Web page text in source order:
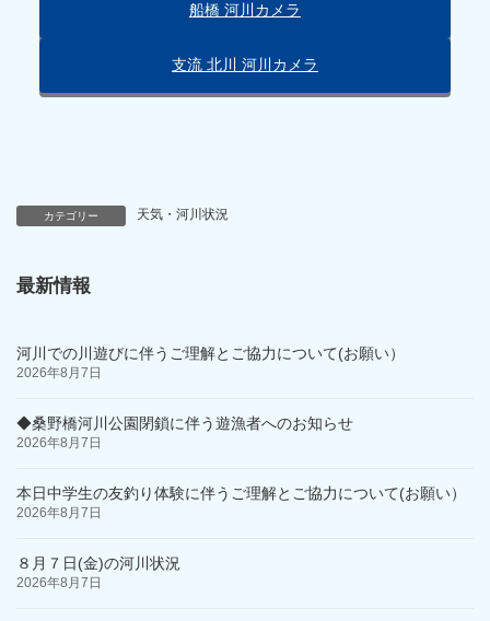
船橋 河川カメラ
支流 北川 河川カメラ
カテゴリー 天気・河川状況
最新情報
河川での川遊びに伴うご理解とご協力について(お願い）
2026年8月7日
◆桑野橋河川公園閉鎖に伴う遊漁者へのお知らせ
2026年8月7日
本日中学生の友釣り体験に伴うご理解とご協力について(お願い）
2026年8月7日
８月７日(金)の河川状況
2026年8月7日